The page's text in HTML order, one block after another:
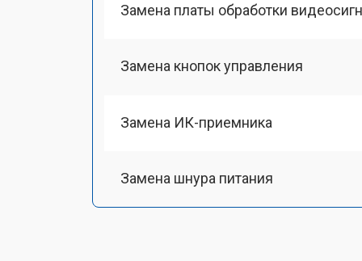
Замена платы обработки
Замена кнопок управления
Замена ИК-приемника
Замена шнура питания